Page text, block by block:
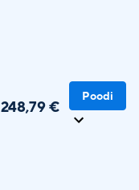
248,79 €
Poodi